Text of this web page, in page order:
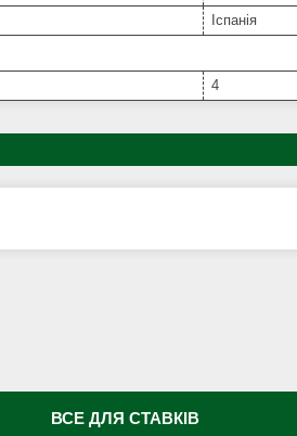
Іспанія
4
ВСЕ ДЛЯ СТАВКІВ